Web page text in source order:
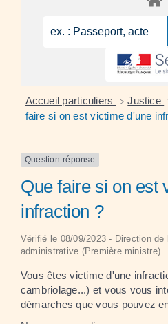
Accueil particuliers > Justice
faire si on est victime d'une
Question-réponse
Que faire si on est
infraction ?
Vérifié le 08/09/2023 - Direction de
administrative (Première ministre)
Vous êtes victime d'une
cambriolage...) et vous vous
démarches que vous pouvez